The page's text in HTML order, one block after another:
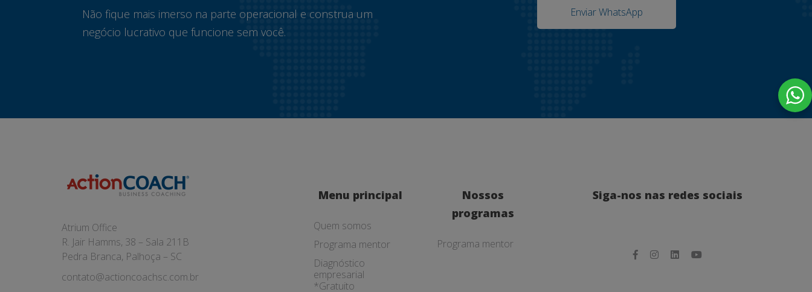
Não fique mais imerso na parte operacional e construa um
negócio lucrativo que funcione sem você.
Enviar WhatsApp
Atrium Office
R. Jair Hamms, 38 – Sala 211B
Pedra Branca, Palhoça – SC
contato@actioncoachsc.com.br
Menu principal
Quem somos
Programa mentor
Diagnóstico
empresarial
*Gratuito
Nossos
programas
Programa mentor
Siga-nos nas redes sociais